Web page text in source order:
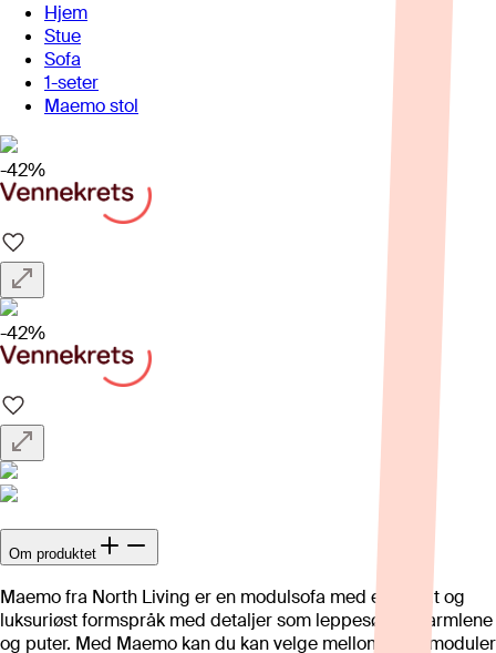
Hjem
Stue
Sofa
1-seter
Maemo stol
-42%
-42%
Om produktet
Maemo fra North Living er en modulsofa med et enkelt og
luksuriøst formspråk med detaljer som leppesøm på armlene
og puter. Med Maemo kan du kan velge mellom ulike moduler